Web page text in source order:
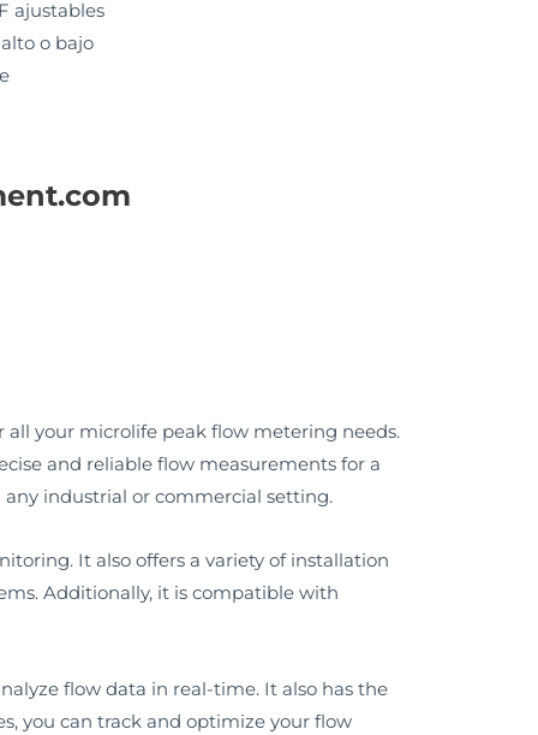
ajustables
o bajo
your microlife peak flow metering needs.
and reliable flow measurements for a
industrial or commercial setting.
It also offers a variety of installation
Additionally, it is compatible with
flow data in real-time. It also has the
you can track and optimize your flow